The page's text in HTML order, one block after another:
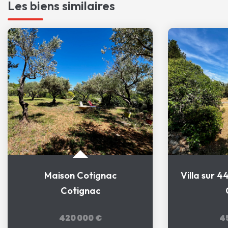
Les biens similaires
Maison Cotignac
Cotignac
420 000 €
Villa sur